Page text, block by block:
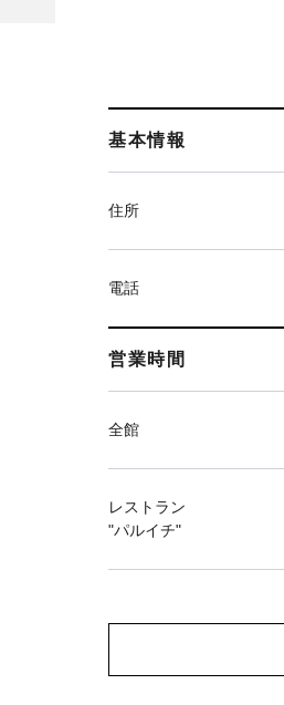
基本情報
住所
電話
営業時間
全館
レストラン
"パルイチ"